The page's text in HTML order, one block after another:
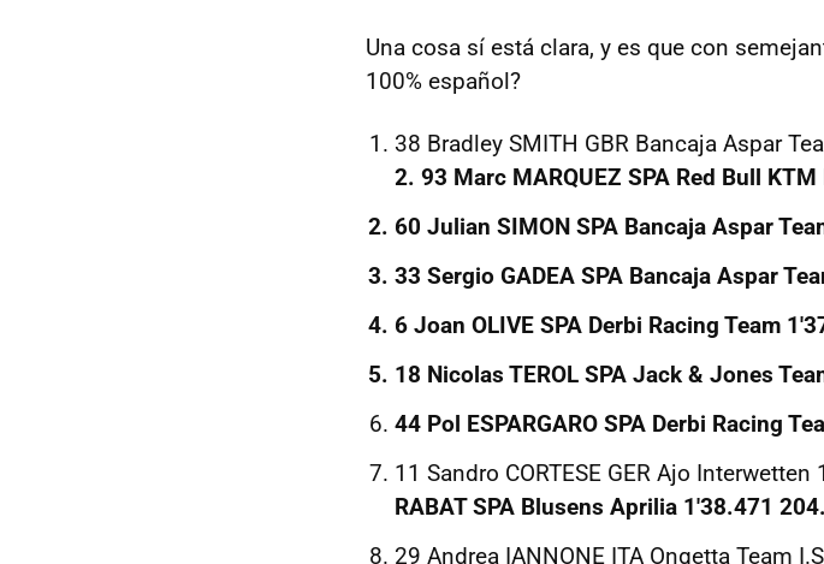
Una cosa sí está clara, y es que con
100% español?
38 Bradley SMITH GBR Bancaja Aspar
2. 93 Marc MARQUEZ SPA Red Bull
60 Julian SIMON SPA Bancaja Aspar
33 Sergio GADEA SPA Bancaja Aspar
6 Joan OLIVE SPA Derbi Racing Team
18 Nicolas TEROL SPA Jack & Jones
44 Pol ESPARGARO SPA Derbi Racing
11 Sandro CORTESE GER Ajo
RABAT SPA Blusens Aprilia 1'38.471
29 Andrea IANNONE ITA Ongetta Team